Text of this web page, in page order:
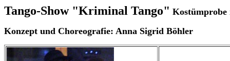
Tango-Show "Kriminal Tango" Kostümprobe
Konzept und Choreografie: Anna Sigrid Böhler